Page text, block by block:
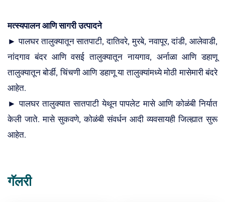
मत्स्यपालन आणि सागरी उत्पादने
► पालघर तालुक्यातून सातपाटी, दातिवरे, मुरबे, नवापूर, दांडी, आलेवाडी,
नांदगाव बंदर आणि वसई तालुक्यातून नायगाव, अर्नाळा आणि डहाणू
तालुक्यातून बोर्डी, चिंचणी आणि डहाणू या तालुक्यांमध्ये मोठी मासेमारी बंदरे
आहेत.
► पालघर तालुक्यात सातपाटी येथून पापलेट मासे आणि कोळंबी निर्यात
केली जाते. मासे सुकवणे, कोळंबी संवर्धन आदी व्यवसायही जिल्ह्यात सुरू
आहेत.
गॅलरी